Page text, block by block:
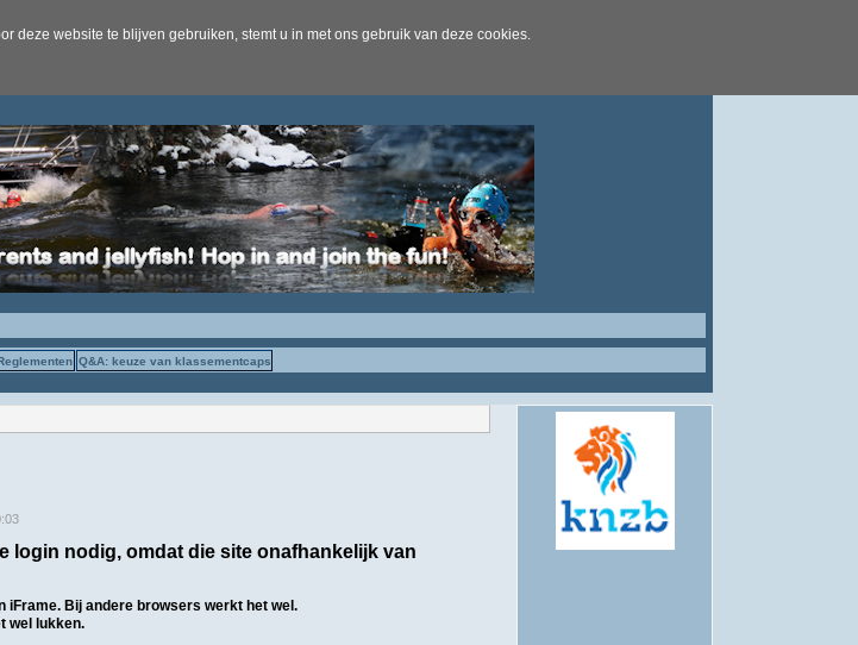
deze website te blijven gebruiken, stemt u in met ons gebruik van deze cookies.
Q&A: keuze van klassementcaps
login nodig, omdat die site onafhankelijk van
iFrame. Bij andere browsers werkt het wel.
wel lukken.